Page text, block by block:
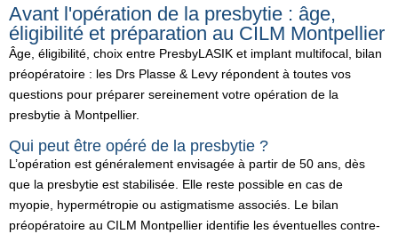
Avant l'opération de la presbytie : âge,
éligibilité et préparation au CILM Montpellier
Âge, éligibilité, choix entre PresbyLASIK et implant multifocal, bilan
préopératoire : les Drs Plasse & Levy répondent à toutes vos
questions pour préparer sereinement votre opération de la
presbytie à Montpellier.
Qui peut être opéré de la presbytie ?
L’opération est généralement envisagée à partir de 50 ans, dès
que la presbytie est stabilisée. Elle reste possible en cas de
myopie, hypermétropie ou astigmatisme associés. Le bilan
préopératoire au CILM Montpellier identifie les éventuelles contre-